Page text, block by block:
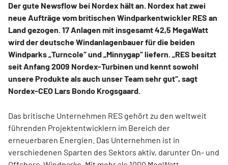
Der gute Newsflow bei Nordex hält an. Nordex hat zwei
neue Aufträge vom britischen Windparkentwickler RES an
Land gezogen. 17 Anlagen mit insgesamt 42,5 MegaWatt
wird der deutsche Windanlagenbauer für die beiden
Windparks „Turncole“ und „Minnygap“ liefern. „RES besitzt
seit Anfang 2009 Nordex-Turbinen und kennt sowohl
unsere Produkte als auch unser Team sehr gut“, sagt
Nordex-CEO Lars Bondo Krogsgaard.
Das britische Unternehmen RES gehört zu den weltweit
führenden Projektentwicklern im Bereich der
erneuerbaren Energien. Das Unternehmen ist in
verschiedenen Sparten des Sektors aktiv, darunter On- und